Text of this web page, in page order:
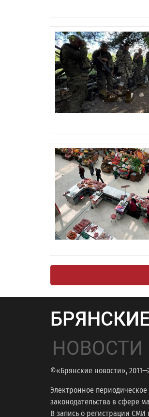
НОВОСТИ
©«Брянские новости»,
Электронное
законодательства в сфере
В запись о регистрации